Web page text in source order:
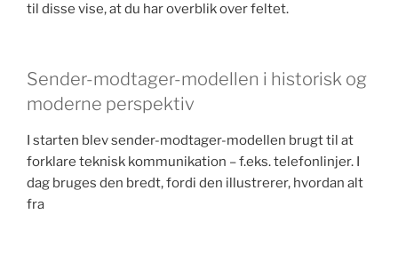
til disse vise, at du har overblik over feltet.
Sender-modtager-modellen i historisk og
moderne perspektiv
I starten blev sender-modtager-modellen brugt til at
forklare teknisk kommunikation – f.eks. telefonlinjer. I
dag bruges den bredt, fordi den illustrerer, hvordan alt
fra